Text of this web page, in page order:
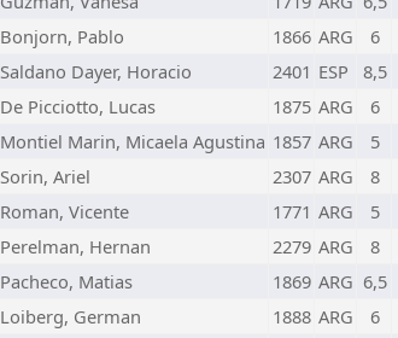
Bonjorn, Pablo 1866 ARG 6
Saldano Dayer, Horacio 2401 ESP 8,5
De Picciotto, Lucas 1875 ARG 6
Montiel Marin, Micaela Agustina 1857 ARG 5
Sorin, Ariel 2307 ARG 8
Roman, Vicente 1771 ARG 5
Perelman, Hernan 2279 ARG 8
Pacheco, Matias 1869 ARG 6,5
Loiberg, German 1888 ARG 6